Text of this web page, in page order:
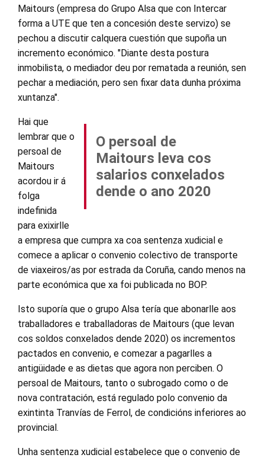
Maitours (empresa do Grupo Alsa que con Intercar
forma a UTE que ten a concesión deste servizo) se
pechou a discutir calquera cuestión que supoña un
incremento económico. "Diante desta postura
inmobilista, o mediador deu por rematada a reunión, sen
pechar a mediación, pero sen fixar data dunha próxima
xuntanza".
O persoal de
Maitours leva cos
salarios conxelados
dende o ano 2020
Hai que
lembrar que o
persoal de
Maitours
acordou ir á
folga
indefinida
para exixirlle
a empresa que cumpra xa coa sentenza xudicial e
comece a aplicar o convenio colectivo de transporte
de viaxeiros/as por estrada da Coruña, cando menos na
parte económica que xa foi publicada no BOP.
Isto suporía que o grupo Alsa tería que abonarlle aos
traballadores e traballadoras de Maitours (que levan
cos soldos conxelados dende 2020) os incrementos
pactados en convenio, e comezar a pagarlles a
antigüidade e as dietas que agora non perciben. O
persoal de Maitours, tanto o subrogado como o de
nova contratación, está regulado polo convenio da
exintinta Tranvías de Ferrol, de condicións inferiores ao
provincial.
Unha sentenza xudicial estabelece que o convenio de